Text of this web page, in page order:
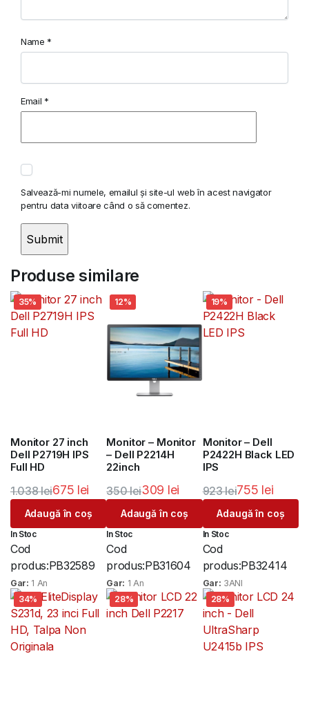
Name *
Email *
Salvează-mi numele, emailul și site-ul web în acest navigator
pentru data viitoare când o să comentez.
Produse similare
35%
Monitor 27 inch
Dell P2719H IPS
Full HD
1.038lei
Prețul
inițial
a
fost:
1.038 lei.
675 lei
Prețul
curent
este:
675 lei.
Adaugă în coș
In Stoc
Cod
produs:PB32589
Gar: 1 An
12%
Monitor – Monitor
– Dell P2214H
22inch
350lei
Prețul
inițial
a
fost:
350 lei.
309 lei
Prețul
curent
este:
309 lei.
Adaugă în coș
In Stoc
Cod
produs:PB31604
Gar: 1 An
19%
Monitor – Dell
P2422H Black LED
IPS
923lei
Prețul
inițial
a
fost:
923 lei.
755 lei
Prețul
curent
este:
755 lei.
Adaugă în coș
In Stoc
Cod
produs:PB32414
Gar: 3ANI
34%
28% 28%